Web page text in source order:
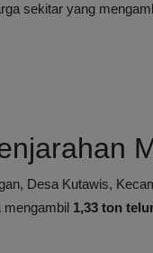
sekitar yang
Desa Kutawis,
mengambil 1,33 ton